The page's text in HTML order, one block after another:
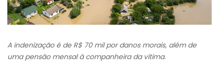
A indenização é de R$ 70 mil por danos morais, além de
uma pensão mensal à companheira da vítima.